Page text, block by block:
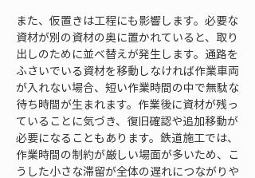
また、仮置きは工程にも影響します。必要な
資材が別の資材の奥に置かれていると、取り
出しのために並べ替えが発生します。通路を
ふさいでいる資材を移動しなければ作業車両
が入れない場合、短い作業時間の中で無駄な
待ち時間が生まれます。作業後に資材が残っ
ていることに気づき、復旧確認や追加移動が
必要になることもあります。鉄道施工では、
作業時間の制約が厳しい場面が多いため、こ
うした小さな滞留が全体の遅れにつながりや